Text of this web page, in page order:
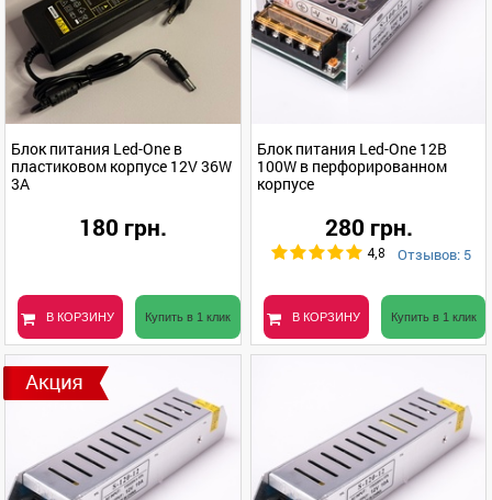
Блок питания Led-One в
пластиковом корпусе 12V 36W
3A
180 грн.
В КОРЗИНУ Купить в 1 клик
Блок питания Led-One 12В
100W в перфорированном
корпусе
280 грн.
4,8 Отзывов: 5
В КОРЗИНУ Купить в 1 клик